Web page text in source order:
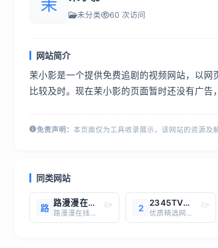
茉 未分类 60 次访问
网站简介
茉小影是一个提供免费追剧的视频网站，以
比较及时。现在茉小影的页面暂时还没有广
免责声明： 本页面仅为工具收录展示，该网站的资源及
同类网站
路 路漫漫在线动漫
路漫漫在线动漫专注于资源收集整理,海量有效的高质量的动漫资源在线观看,高清晰画质的在线动漫,观看完全免费。
2 2345TV影视
优质精选网站，一键直达